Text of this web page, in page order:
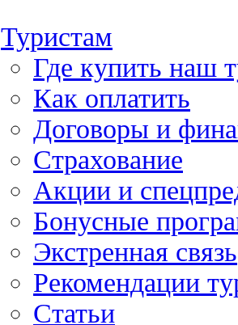
Туристам
Где купить наш
Как оплатить
Договоры и
Страхование
Акции и
Бонусные
Экстренная связь
Рекомендации
Статьи